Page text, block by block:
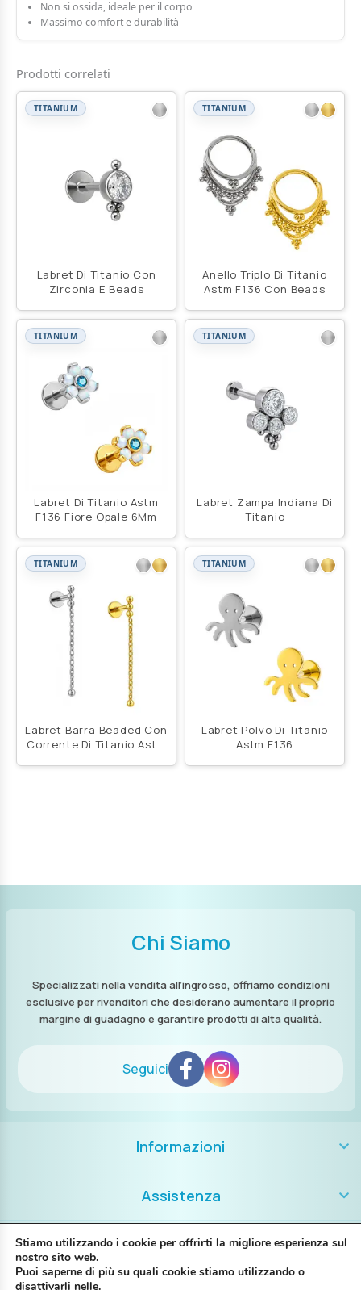
Non si ossida, ideale per il corpo
Massimo comfort e durabilità
Prodotti correlati
TITANIUM
Labret Di Titanio Con
Zirconia E Beads
TITANIUM
Anello Triplo Di Titanio
Astm F136 Con Beads
TITANIUM
Labret Di Titanio Astm
F136 Fiore Opale 6Mm
TITANIUM
Labret Zampa Indiana Di
Titanio
TITANIUM
Labret Barra Beaded Con
Corrente Di Titanio Astm
TITANIUM
Labret Polvo Di Titanio
Astm F136
Chi Siamo
Specializzati nella vendita all’ingrosso, offriamo condizioni
esclusive per rivenditori che desiderano aumentare il proprio
margine di guadagno e garantire prodotti di alta qualità.
Seguici
Informazioni
Assistenza
Contatti
+39 389 8986018
Stiamo utilizzando i cookie per offrirti la migliore esperienza sul
nostro sito web.
Puoi saperne di più su quali cookie stiamo utilizzando o
disattivarli nelle.